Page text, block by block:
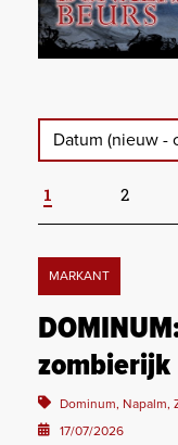
Datum (nieuw -
1 2
MARKANT
zombierijk
Dominum, Napalm,
17/07/2026